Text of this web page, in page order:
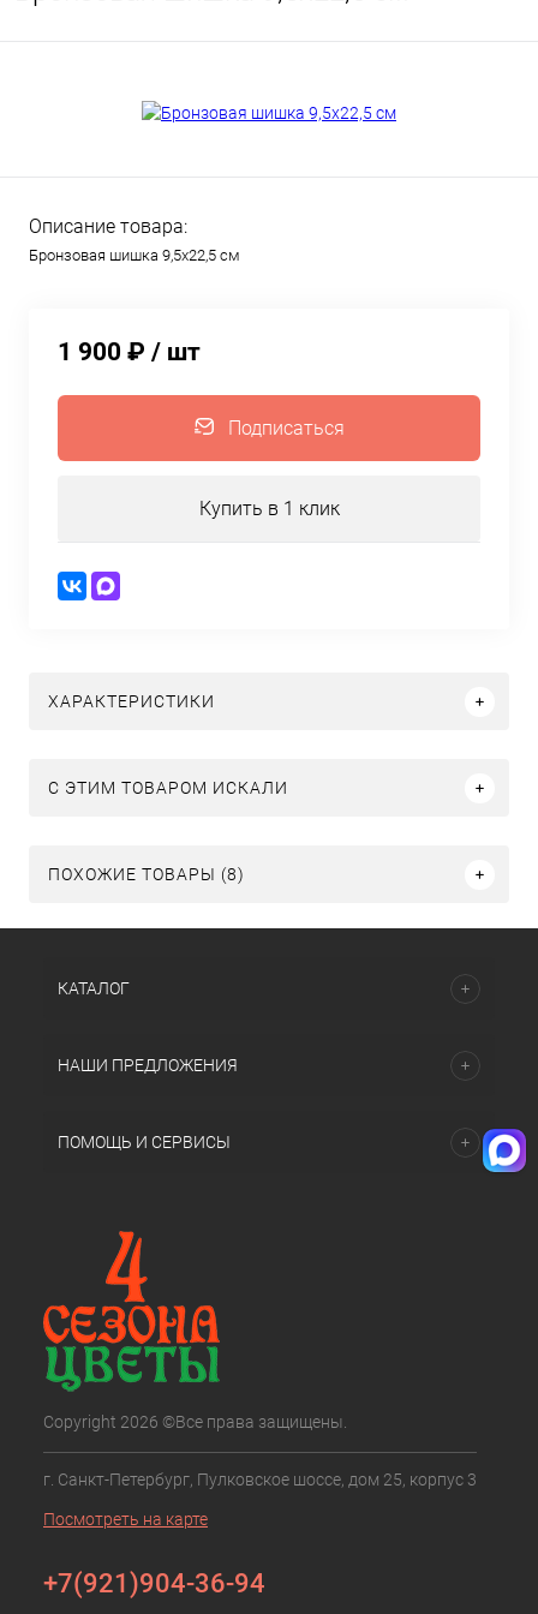
Описание товара:
Бронзовая шишка 9,5х22,5 см
1 900 ₽ / шт
Подписаться
Купить в 1 клик
ХАРАКТЕРИСТИКИ
C ЭТИМ ТОВАРОМ ИСКАЛИ
ПОХОЖИЕ ТОВАРЫ (8)
КАТАЛОГ
НАШИ ПРЕДЛОЖЕНИЯ
ПОМОЩЬ И СЕРВИСЫ
Copyright 2026 ©Все права защищены.
г. Санкт-Петербург, Пулковское шоссе, дом 25, корпус 3
Посмотреть на карте
+7(921)904-36-94